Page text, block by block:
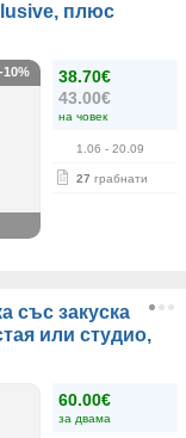
плюс
38.70€
43.00€
на човек
1.06 - 20.09
27 грабнати
-10%
със закуска
или студио,
60.00€
за двама